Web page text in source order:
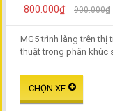
800.000₫ 900.000₫
MG5 trình làng trên thị
thuật trong phân khúc